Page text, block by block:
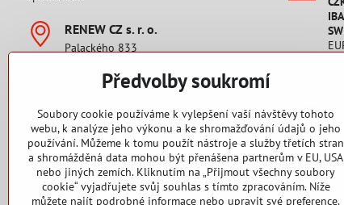
RENEW CZ s​. r​. o​.
Palackého 833
Česká republika
IČO: 28806689
+420 777 76 16 38
Pondělí až pátek od 9 - 17 hodin.
Předvolby soukromí
Soubory cookie používáme k vylepšení vaší návštěvy tohoto
webu, k analýze jeho výkonu a ke shromažďování údajů o jeho
používání. Můžeme k tomu použít nástroje a služby třetích stran
a shromážděná data mohou být přenášena partnerům v EU, USA
nebo jiných zemích. Kliknutím na „Přijmout všechny soubory
cookie“ vyjadřujete svůj souhlas s tímto zpracováním. Níže
můžete najít podrobné informace nebo upravit své preference.